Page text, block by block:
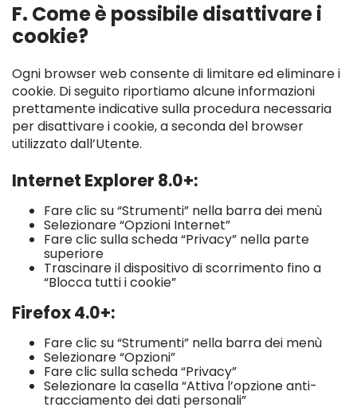
F. Come è possibile disattivare i
cookie?
Ogni browser web consente di limitare ed eliminare i
cookie. Di seguito riportiamo alcune informazioni
prettamente indicative sulla procedura necessaria
per disattivare i cookie, a seconda del browser
utilizzato dall’Utente.
Internet Explorer 8.0+:
Fare clic su “Strumenti” nella barra dei menù
Selezionare “Opzioni Internet”
Fare clic sulla scheda “Privacy” nella parte
superiore
Trascinare il dispositivo di scorrimento fino a
“Blocca tutti i cookie”
Firefox 4.0+:
Fare clic su “Strumenti” nella barra dei menù
Selezionare “Opzioni”
Fare clic sulla scheda “Privacy”
Selezionare la casella “Attiva l’opzione anti-
tracciamento dei dati personali”